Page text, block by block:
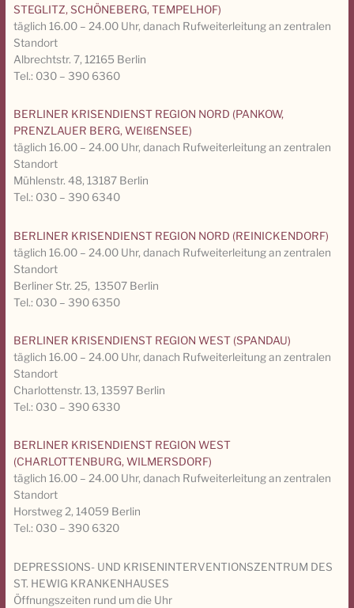
STEGLITZ, SCHÖNEBERG, TEMPELHOF)
täglich 16.00 – 24.00 Uhr, danach Rufweiterleitung an zentralen
Standort
Albrechtstr. 7, 12165 Berlin
Tel.: 030 – 390 6360
BERLINER KRISENDIENST REGION NORD (PANKOW,
PRENZLAUER BERG, WEIßENSEE)
täglich 16.00 – 24.00 Uhr, danach Rufweiterleitung an zentralen
Standort
Mühlenstr. 48, 13187 Berlin
Tel.: 030 – 390 6340
BERLINER KRISENDIENST REGION NORD (REINICKENDORF)
täglich 16.00 – 24.00 Uhr, danach Rufweiterleitung an zentralen
Standort
Berliner Str. 25, 13507 Berlin
Tel.: 030 – 390 6350
BERLINER KRISENDIENST REGION WEST (SPANDAU)
täglich 16.00 – 24.00 Uhr, danach Rufweiterleitung an zentralen
Standort
Charlottenstr. 13, 13597 Berlin
Tel.: 030 – 390 6330
BERLINER KRISENDIENST REGION WEST
(CHARLOTTENBURG, WILMERSDORF)
täglich 16.00 – 24.00 Uhr, danach Rufweiterleitung an zentralen
Standort
Horstweg 2, 14059 Berlin
Tel.: 030 – 390 6320
DEPRESSIONS- UND KRISENINTERVENTIONSZENTRUM DES
ST. HEWIG KRANKENHAUSES
Öffnungszeiten rund um die Uhr